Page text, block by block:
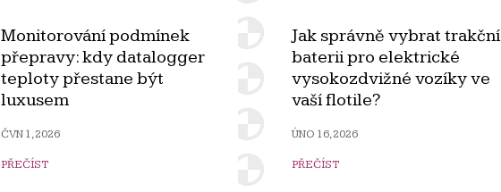
Monitorování podmínek
přepravy: kdy datalogger
teploty přestane být
luxusem
ČVN 1, 2026
PŘEČÍST
Jak správně vybrat trakční
baterii pro elektrické
vysokozdvižné vozíky ve
vaší flotile?
ÚNO 16, 2026
PŘEČÍST